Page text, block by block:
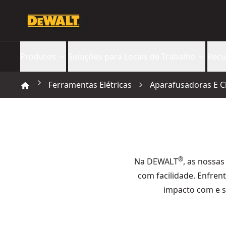
Ferramentas Elétricas Aparafusadoras E
Na DEWALT®, as
com facilidade.
impacto com e